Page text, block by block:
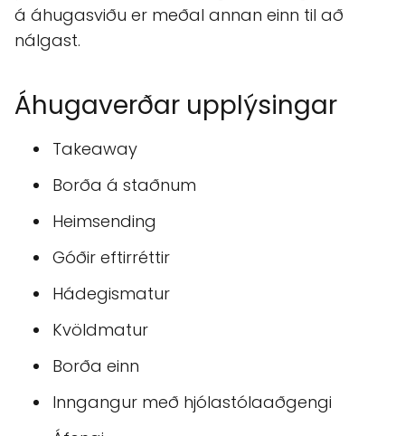
á áhugasviðu er meðal annan einn til að
nálgast.
Áhugaverðar upplýsingar
Takeaway
Borða á staðnum
Heimsending
Góðir eftirréttir
Hádegismatur
Kvöldmatur
Borða einn
Inngangur með hjólastólaaðgengi